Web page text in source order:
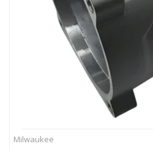
Milwaukee